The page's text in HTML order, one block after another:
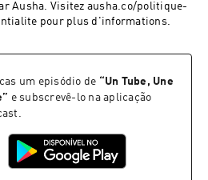
Ausha. Visitez ausha.co/politique-
pour plus d'informations.
um episódio de “Un Tube, Une
” e subscrevê-lo na aplicação